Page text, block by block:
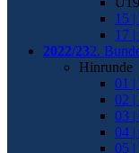
15
17
2022/232.
Hinrunde
01
02
03
04
05